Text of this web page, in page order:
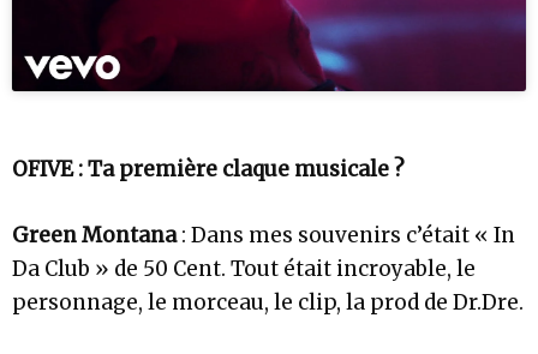
OFIVE : Ta première claque musicale ?
Green Montana: Dans mes souvenirs c’était « In
Da Club » de 50 Cent. Tout était incroyable, le
personnage, le morceau, le clip, la prod de Dr.Dre.